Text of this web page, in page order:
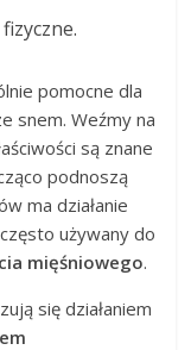
pomocne dla
snem. Weźmy na
są znane
podnoszą
ma działanie
używany do
mięśniowego.
się działaniem